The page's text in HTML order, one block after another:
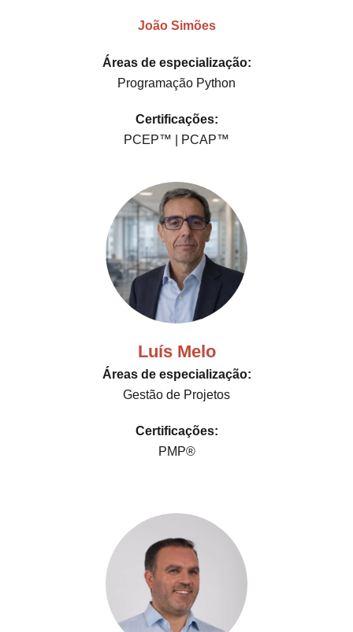
João Simões
Áreas de especialização:
Programação Python
Certificações:
PCEP™ | PCAP™
Luís Melo
Áreas de especialização:
Gestão de Projetos
Certificações:
PMP®